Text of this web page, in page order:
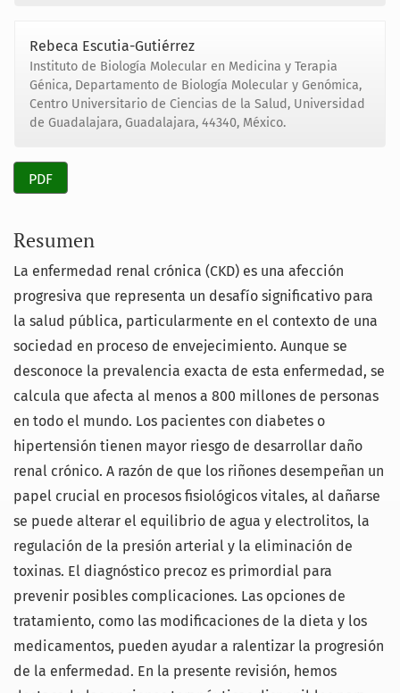
Rebeca Escutia-Gutiérrez
Instituto de Biología Molecular en Medicina y Terapia
Génica, Departamento de Biología Molecular y Genómica,
Centro Universitario de Ciencias de la Salud, Universidad
de Guadalajara, Guadalajara, 44340, México.
PDF
Resumen
La enfermedad renal crónica (CKD) es una afección
progresiva que representa un desafío significativo para
la salud pública, particularmente en el contexto de una
sociedad en proceso de envejecimiento. Aunque se
desconoce la prevalencia exacta de esta enfermedad, se
calcula que afecta al menos a 800 millones de personas
en todo el mundo. Los pacientes con diabetes o
hipertensión tienen mayor riesgo de desarrollar daño
renal crónico. A razón de que los riñones desempeñan un
papel crucial en procesos fisiológicos vitales, al dañarse
se puede alterar el equilibrio de agua y electrolitos, la
regulación de la presión arterial y la eliminación de
toxinas. El diagnóstico precoz es primordial para
prevenir posibles complicaciones. Las opciones de
tratamiento, como las modificaciones de la dieta y los
medicamentos, pueden ayudar a ralentizar la progresión
de la enfermedad. En la presente revisión, hemos